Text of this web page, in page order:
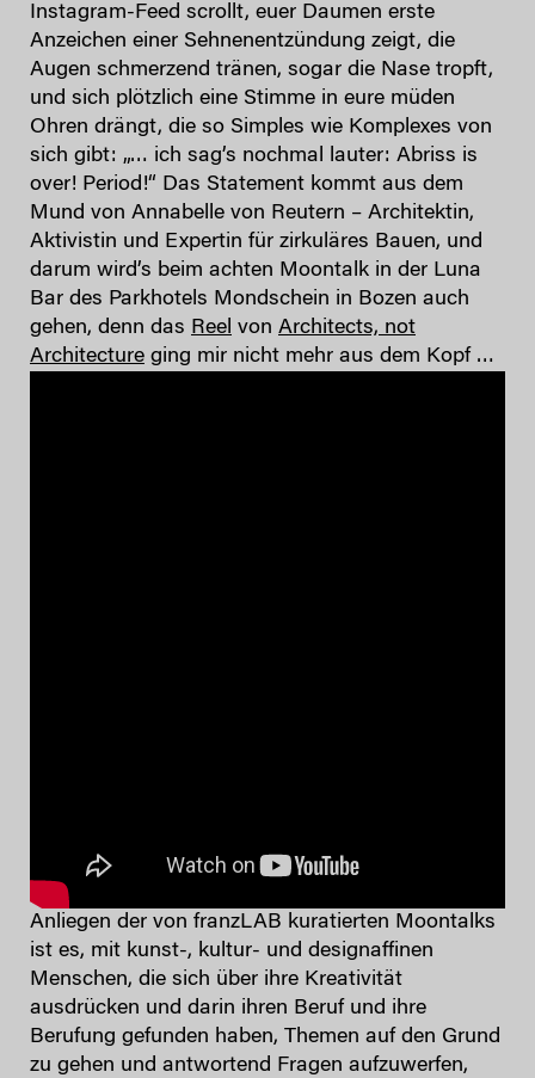
Instagram-Feed scrollt, euer Daumen erste
Anzeichen einer Sehnenentzündung zeigt, die
Augen schmerzend tränen, sogar die Nase tropft,
und sich plötzlich eine Stimme in eure müden
Ohren drängt, die so Simples wie Komplexes von
sich gibt: „… ich sag’s nochmal lauter: Abriss is
over! Period!“ Das Statement kommt aus dem
Mund von Annabelle von Reutern – Architektin,
Aktivistin und Expertin für zirkuläres Bauen, und
darum wird’s beim achten Moontalk in der Luna
Bar des Parkhotels Mondschein in Bozen auch
gehen, denn das Reel von Architects, not
Architecture ging mir nicht mehr aus dem Kopf …
Anliegen der von franzLAB kuratierten Moontalks
ist es, mit kunst-, kultur- und designaffinen
Menschen, die sich über ihre Kreativität
ausdrücken und darin ihren Beruf und ihre
Berufung gefunden haben, Themen auf den Grund
zu gehen und antwortend Fragen aufzuwerfen,